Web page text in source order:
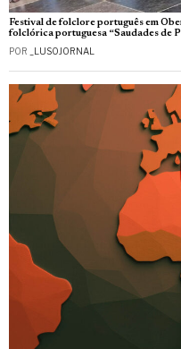
Festival de folclore português em
folclórica portuguesa “Saudades de
POR _LUSOJORNAL